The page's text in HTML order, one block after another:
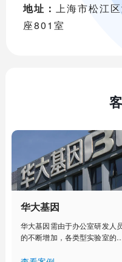
地址： 上海市松江
座801室
华大基因
华大基因需由于办公室研发人
的不断增加，各类型实验室的
其对办公室、实验室、实验室设